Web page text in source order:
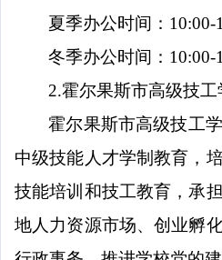
夏季办公时间： 10:00-
冬季办公时间： 10:00-
2.霍尔果斯市高级技工
霍尔果斯市高级技工
中级技能人才学制教育，
技能培训和技工教育，承
地人力资源市场、创业孵